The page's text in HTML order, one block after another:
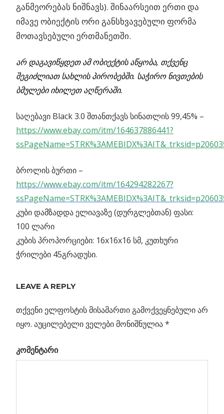
განმეორებას ნიშნავს). შინაარსეით ერთი და
იმავე ობიექტის ორი განსხვავებული ფორმა
მოთავსებული ერთმანეთში.
არ დაგავიწყდეთ ამ ობიექტის აწყობა, თქვენც
შეგიძლიათ სახლის პირობებში. საჭირო ნივთების
ბმულები იხილეთ აღწერაში.
საღებავი Black 3.0 შთანთქავს სინათლის 99,45% –
https://www.ebay.com/itm/164637886441?
ბროლის ბურთი –
https://www.ebay.com/itm/164294282267?
კუბი დამზადდა ელიავაზე (დურგლებთან) ფასი:
100 ლარი
კუბის პროპორციები: 16x16x16 სმ, კუთხური
ჭრილები 45გრადუსი.
BODY
BLACK
HALL
LAWRENCE
TESSERACT
LEAVE A REPLY
თქვენი ელფოსტის მისამართი გამოქვეყნებული არ
იყო. აუცილებელი ველები მონიშნულია*
კომენტარი